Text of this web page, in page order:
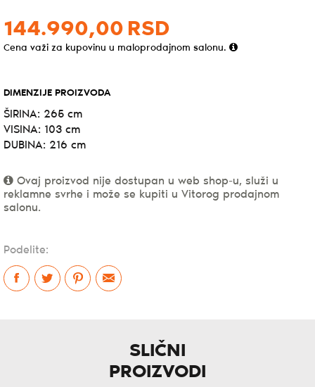
144.990,00 RSD
Cena važi za kupovinu u maloprodajnom salonu.
DIMENZIJE PROIZVODA
ŠIRINA: 265 cm
VISINA: 103 cm
DUBINA: 216 cm
Ovaj proizvod nije dostupan u web shop-u, služi u
reklamne svrhe i može se kupiti u Vitorog prodajnom
salonu.
Podelite:
SLIČNI
PROIZVODI